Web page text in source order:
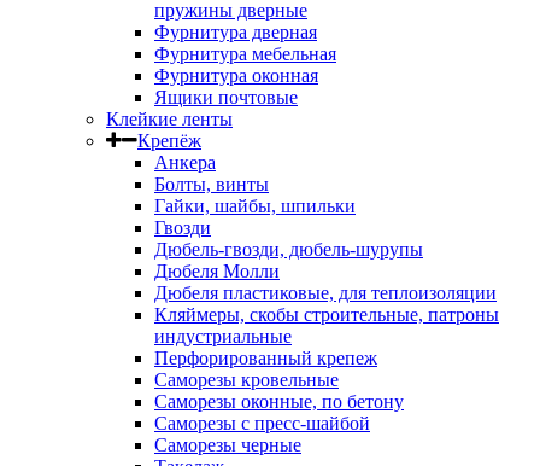
пружины дверные
Фурнитура дверная
Фурнитура мебельная
Фурнитура оконная
Ящики почтовые
Клейкие ленты
Крепёж
Анкера
Болты, винты
Гайки, шайбы, шпильки
Гвозди
Дюбель-гвозди, дюбель-шурупы
Дюбеля Молли
Дюбеля пластиковые, для теплоизоляции
Кляймеры, скобы строительные, патроны
индустриальные
Перфорированный крепеж
Саморезы кровельные
Саморезы оконные, по бетону
Саморезы с пресс-шайбой
Саморезы черные